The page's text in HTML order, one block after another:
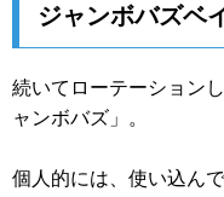
ジャンボバズベ
続いてローテーション
ャンボバズ」。
個人的には、使い込ん